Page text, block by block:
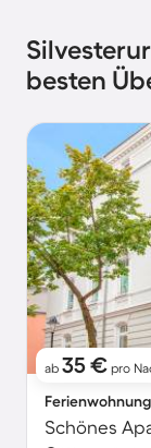
besten
ab 35 € pro
Ferienwohnung
Schönes